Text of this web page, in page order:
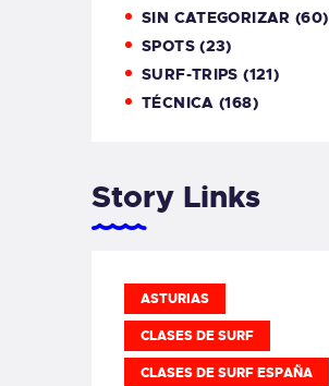
SIN CATEGORIZAR (60)
SPOTS(23)
SURF-TRIPS (121)
TÉCNICA (168)
Story Links
ASTURIAS
CLASES DE SURF
CLASES DE SURF ESPAÑA